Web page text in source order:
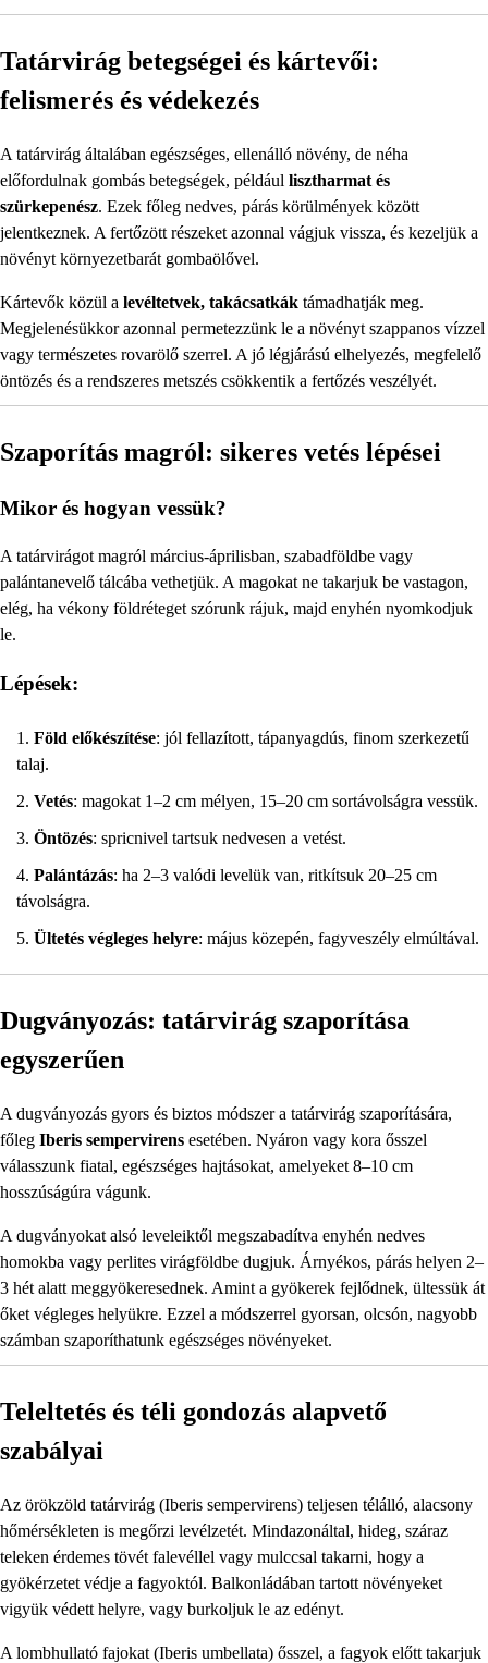
Tatárvirág betegségei és kártevői:
felismerés és védekezés
A tatárvirág általában egészséges, ellenálló növény, de néha
előfordulnak gombás betegségek, például lisztharmat és
szürkepenész. Ezek főleg nedves, párás körülmények között
jelentkeznek. A fertőzött részeket azonnal vágjuk vissza, és kezeljük a
növényt környezetbarát gombaölővel.
Kártevők közül a levéltetvek, takácsatkák támadhatják meg.
Megjelenésükkor azonnal permetezzünk le a növényt szappanos vízzel
vagy természetes rovarölő szerrel. A jó légjárású elhelyezés, megfelelő
öntözés és a rendszeres metszés csökkentik a fertőzés veszélyét.
Szaporítás magról: sikeres vetés lépései
Mikor és hogyan vessük?
A tatárvirágot magról március-áprilisban, szabadföldbe vagy
palántanevelő tálcába vethetjük. A magokat ne takarjuk be vastagon,
elég, ha vékony földréteget szórunk rájuk, majd enyhén nyomkodjuk
le.
Lépések:
Föld előkészítése: jól fellazított, tápanyagdús, finom szerkezetű
talaj.
Vetés: magokat 1–2 cm mélyen, 15–20 cm sortávolságra vessük.
Öntözés: spricnivel tartsuk nedvesen a vetést.
Palántázás: ha 2–3 valódi levelük van, ritkítsuk 20–25 cm
távolságra.
Ültetés végleges helyre: május közepén, fagyveszély elmúltával.
Dugványozás: tatárvirág szaporítása
egyszerűen
A dugványozás gyors és biztos módszer a tatárvirág szaporítására,
főleg Iberis sempervirens esetében. Nyáron vagy kora ősszel
válasszunk fiatal, egészséges hajtásokat, amelyeket 8–10 cm
hosszúságúra vágunk.
A dugványokat alsó leveleiktől megszabadítva enyhén nedves
homokba vagy perlites virágföldbe dugjuk. Árnyékos, párás helyen 2–
3 hét alatt meggyökeresednek. Amint a gyökerek fejlődnek, ültessük át
őket végleges helyükre. Ezzel a módszerrel gyorsan, olcsón, nagyobb
számban szaporíthatunk egészséges növényeket.
Teleltetés és téli gondozás alapvető
szabályai
Az örökzöld tatárvirág (Iberis sempervirens) teljesen télálló, alacsony
hőmérsékleten is megőrzi levélzetét. Mindazonáltal, hideg, száraz
teleken érdemes tövét falevéllel vagy mulccsal takarni, hogy a
gyökérzetet védje a fagyoktól. Balkonládában tartott növényeket
vigyük védett helyre, vagy burkoljuk le az edényt.
A lombhullató fajokat (Iberis umbellata) ősszel, a fagyok előtt takarjuk